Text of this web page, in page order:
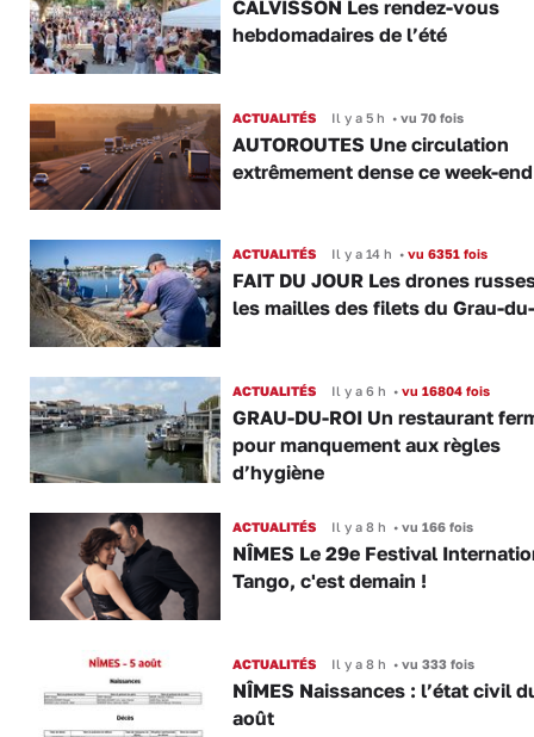
CALVISSON Les rendez-vous
hebdomadaires de l’été
ACTUALITÉS Il y a 5 h •vu 70 fois
AUTOROUTES Une circulation
extrêmement dense ce week-end
ACTUALITÉS Il y a 14 h •vu 6351 fois
FAIT DU JOUR Les drones
les mailles des filets du Grau-
ACTUALITÉS Il y a 6 h •vu 16804 fois
GRAU-DU-ROI Un restaurant
pour manquement aux règles
d’hygiène
ACTUALITÉS Il y a 8 h •vu 166 fois
NÎMES Le 29e Festival
Tango, c'est demain !
ACTUALITÉS Il y a 8 h •vu 333 fois
NÎMES Naissances : l’état civil
août